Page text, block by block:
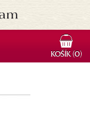
KOŠÍK(0)